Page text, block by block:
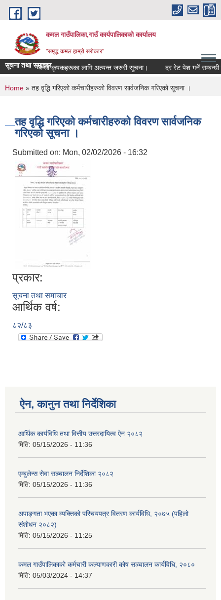
Skip to main content
कमल गाउँपालिका,गाउँ कार्यपालिकाको कार्यालय
"समृद्ध कमल हाम्रो सरोकार"
सूचना तथा समाचार
बीमा गर्ने सम्बन्धी कृषकहरूका लागि अत्यन्त जरुरी सूचना। दर रेट पेश गर्ने सम्बन्धी
You are here
Home » तह वृद्धि गरिएको कर्मचारीहरुको विवरण सार्वजनिक गरिएको सूचना ।
तह वृद्धि गरिएको कर्मचारीहरुको विवरण सार्वजनिक
गरिएको सूचना ।
Submitted on: Mon, 02/02/2026 - 16:32
प्रकार:
सूचना तथा समाचार
आर्थिक वर्ष:
८२/८३
ऐन, कानुन तथा निर्देशिका
आर्थिक कार्यविधि तथा वित्तीय उत्तरदायित्व ऐन २०८२
मिति: 05/15/2026 - 11:36
एम्बुलेन्स सेवा सञ्चालन निर्देशिका २०८२
मिति: 05/15/2026 - 11:36
अपाङ्गता भएका व्यक्तिको परिचयपत्र वितरण कार्यविधि, २०७५ (पहिलो
संशोधन २०८२)
मिति: 05/15/2026 - 11:25
कमल गाउँपालिकाको कर्मचारी कल्याणकारी कोष सञ्चालन कार्यविधि, २०८०
मिति: 05/03/2024 - 14:37